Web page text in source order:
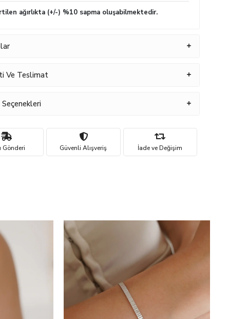
ağırlıkta (+/-) %10 sapma oluşabilmektedir.
Ve Teslimat
Gönderi Güvenli Alışveriş İade ve Değişim